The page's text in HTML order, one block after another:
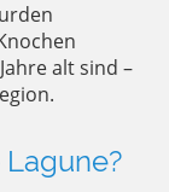
alt sind –